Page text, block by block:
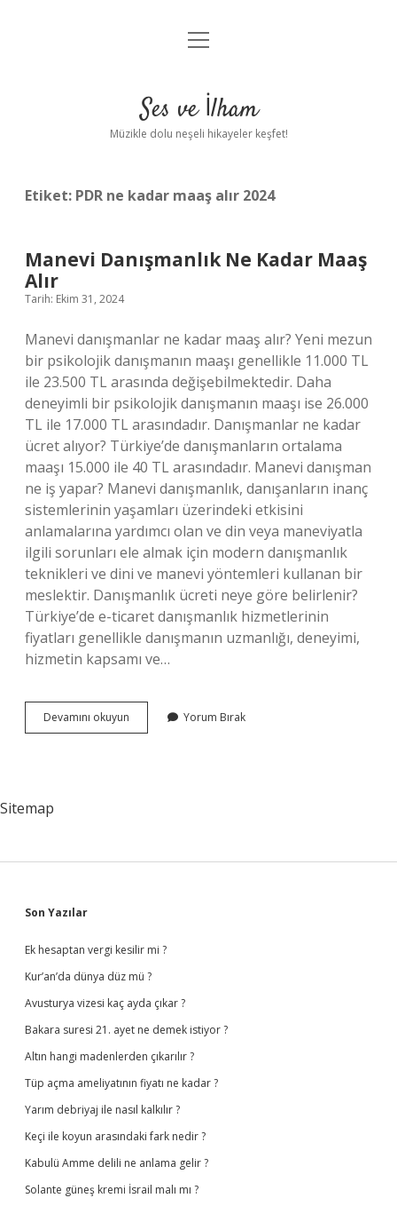
Anasayfa
Yasal Uyarı
menüyü
Ses ve İlham
Müzikle dolu neşeli hikayeler keşfet!
Etiket: PDR ne kadar maaş alır 2024
Manevi Danışmanlık Ne Kadar Maaş
Alır
Tarih: Ekim 31, 2024
Manevi danışmanlar ne kadar maaş alır? Yeni mezun
bir psikolojik danışmanın maaşı genellikle 11.000 TL
ile 23.500 TL arasında değişebilmektedir. Daha
deneyimli bir psikolojik danışmanın maaşı ise 26.000
TL ile 17.000 TL arasındadır. Danışmanlar ne kadar
ücret alıyor? Türkiye’de danışmanların ortalama
maaşı 15.000 ile 40 TL arasındadır. Manevi danışman
ne iş yapar? Manevi danışmanlık, danışanların inanç
sistemlerinin yaşamları üzerindeki etkisini
anlamalarına yardımcı olan ve din veya maneviyatla
ilgili sorunları ele almak için modern danışmanlık
teknikleri ve dini ve manevi yöntemleri kullanan bir
meslektir. Danışmanlık ücreti neye göre belirlenir?
Türkiye’de e-ticaret danışmanlık hizmetlerinin
fiyatları genellikle danışmanın uzmanlığı, deneyimi,
hizmetin kapsamı ve…
Devamını okuyun
Danışmanlık
Yorum Bırak
Sitemap
Sidebar
Son Yazılar
Ek hesaptan vergi kesilir mi ?
Kur’an’da dünya düz mü ?
Avusturya vizesi kaç ayda çıkar ?
Bakara suresi 21. ayet ne demek istiyor ?
Altın hangi madenlerden çıkarılır ?
Tüp açma ameliyatının fiyatı ne kadar ?
Yarım debriyaj ile nasıl kalkılır ?
Keçi ile koyun arasındaki fark nedir ?
Kabulü Amme delili ne anlama gelir ?
Solante güneş kremi İsrail malı mı ?